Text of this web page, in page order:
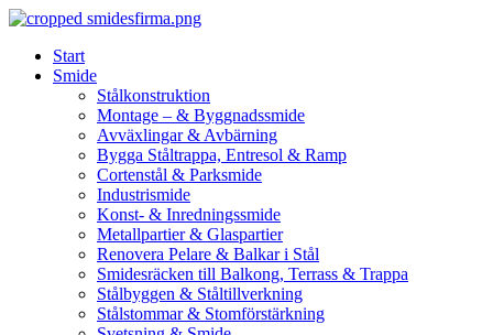
Skip
contentStart
Smide
Stålkonstruktion
Montage – & Byggnadssmide
Avväxlingar & Avbärning
Bygga Ståltrappa, Entresol & Ramp
Cortenstål & Parksmide
Industrismide
Konst- & Inredningssmide
Metallpartier & Glaspartier
Renovera Pelare & Balkar i Stål
Smidesräcken till Balkong, Terrass & Trappa
Stålbyggen & Ståltillverkning
Stålstommar & Stomförstärkning